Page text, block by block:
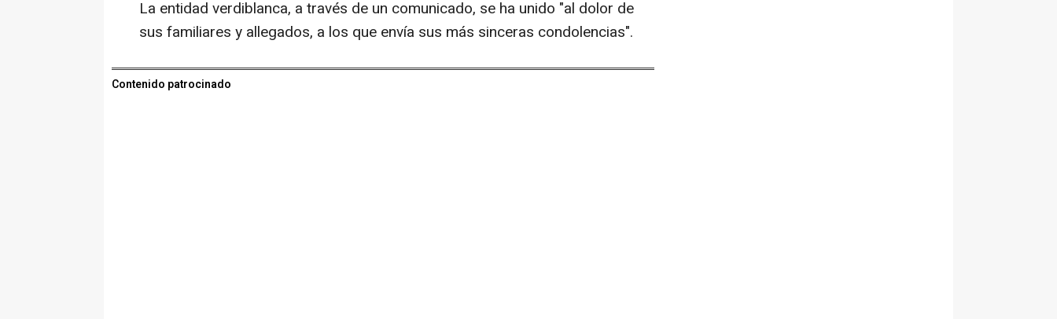
La entidad verdiblanca, a través de un comunicado, se ha unido "al dolor de
sus familiares y allegados, a los que envía sus más sinceras condolencias".
Contenido patrocinado